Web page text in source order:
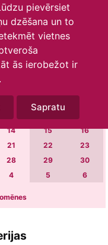
pievērsiet
dzēšana un to
vietnes
ās ierobežot ir
Sapratu
14 15
16
21 22
23
28 29
30
4 5 6